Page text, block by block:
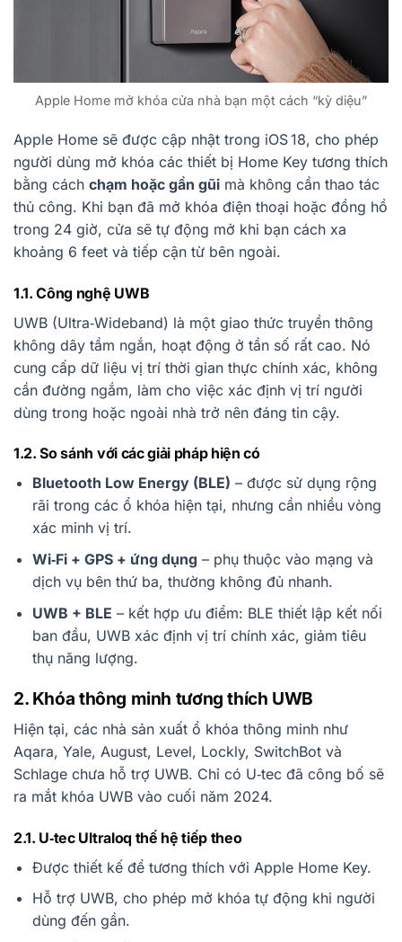
Apple Home mở khóa cửa nhà bạn một cách “kỳ diệu”
Apple Home sẽ được cập nhật trong iOS 18, cho phép
người dùng mở khóa các thiết bị Home Key tương thích
bằng cách chạm hoặc gần gũi mà không cần thao tác
thủ công. Khi bạn đã mở khóa điện thoại hoặc đồng hồ
trong 24 giờ, cửa sẽ tự động mở khi bạn cách xa
khoảng 6 feet và tiếp cận từ bên ngoài.
1.1. Công nghệ UWB
UWB (Ultra‑Wideband) là một giao thức truyền thông
không dây tầm ngắn, hoạt động ở tần số rất cao. Nó
cung cấp dữ liệu vị trí thời gian thực chính xác, không
cần đường ngắm, làm cho việc xác định vị trí người
dùng trong hoặc ngoài nhà trở nên đáng tin cậy.
1.2. So sánh với các giải pháp hiện có
Bluetooth Low Energy (BLE) – được sử dụng rộng
rãi trong các ổ khóa hiện tại, nhưng cần nhiều vòng
xác minh vị trí.
Wi‑Fi + GPS + ứng dụng – phụ thuộc vào mạng và
dịch vụ bên thứ ba, thường không đủ nhanh.
UWB + BLE – kết hợp ưu điểm: BLE thiết lập kết nối
ban đầu, UWB xác định vị trí chính xác, giảm tiêu
thụ năng lượng.
2. Khóa thông minh tương thích UWB
Hiện tại, các nhà sản xuất ổ khóa thông minh như
Aqara, Yale, August, Level, Lockly, SwitchBot và
Schlage chưa hỗ trợ UWB. Chỉ có U‑tec đã công bố sẽ
ra mắt khóa UWB vào cuối năm 2024.
2.1. U‑tec Ultraloq thế hệ tiếp theo
Được thiết kế để tương thích với Apple Home Key.
Hỗ trợ UWB, cho phép mở khóa tự động khi người
dùng đến gần.